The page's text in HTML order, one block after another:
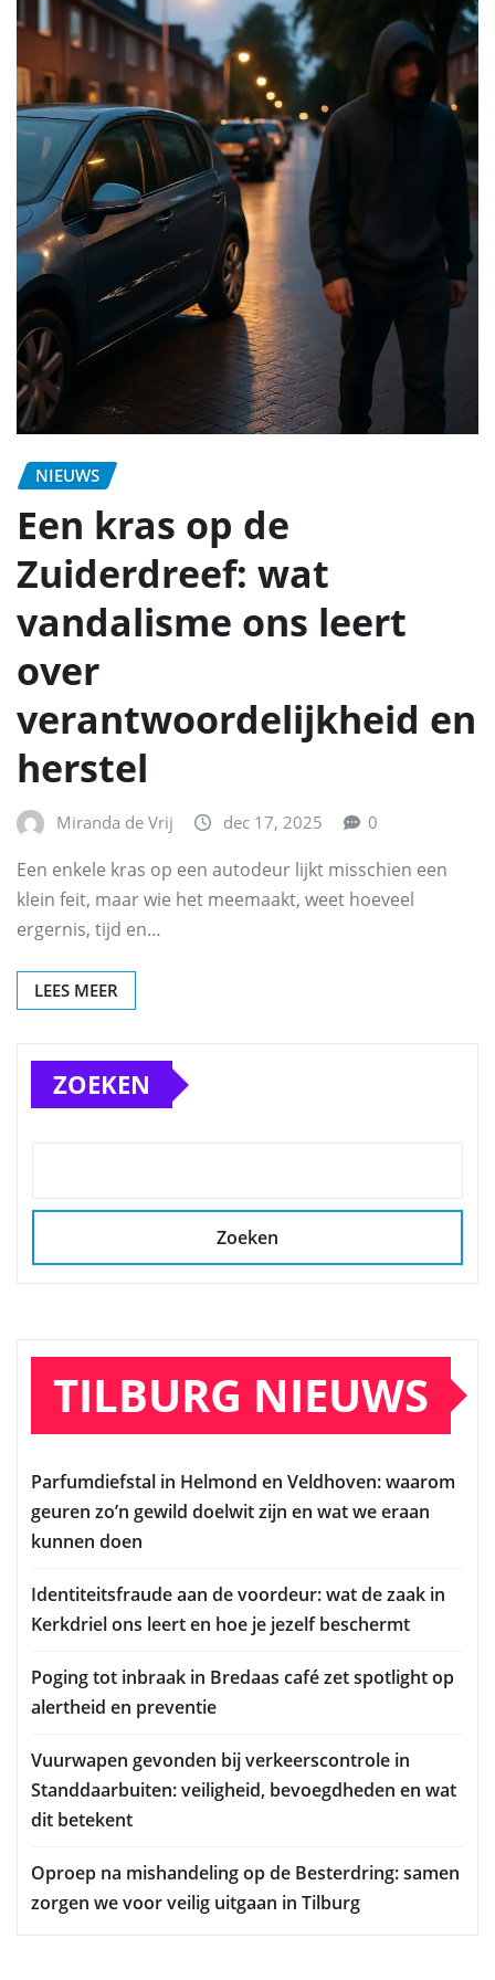
NIEUWS
Een kras op de
Zuiderdreef: wat
vandalisme ons leert
over
verantwoordelijkheid en
herstel
Miranda de Vrij dec 17, 2025 0
Een enkele kras op een autodeur lijkt misschien een
klein feit, maar wie het meemaakt, weet hoeveel
ergernis, tijd en…
LEES MEER
ZOEKEN
Zoeken
TILBURG NIEUWS
Parfumdiefstal in Helmond en Veldhoven: waarom
geuren zo’n gewild doelwit zijn en wat we eraan
kunnen doen
Identiteitsfraude aan de voordeur: wat de zaak in
Kerkdriel ons leert en hoe je jezelf beschermt
Poging tot inbraak in Bredaas café zet spotlight op
alertheid en preventie
Vuurwapen gevonden bij verkeerscontrole in
Standdaarbuiten: veiligheid, bevoegdheden en wat
dit betekent
Oproep na mishandeling op de Besterdring: samen
zorgen we voor veilig uitgaan in Tilburg